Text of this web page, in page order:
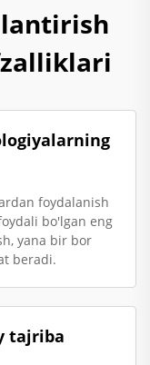
foydalanish
bo'lgan eng
yana bir bor
beradi.
tajriba